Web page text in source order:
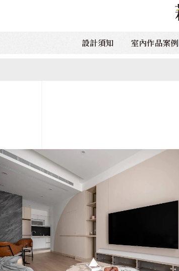
設計須知 室內作品案例